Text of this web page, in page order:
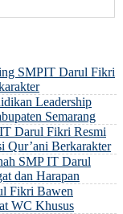
SMPIT Darul Fikri
Leadership
Semarang
Darul Fikri Resmi
Qur’ani Berkarakter
SMP IT Darul
dan Harapan
Fikri Bawen
WC Khusus